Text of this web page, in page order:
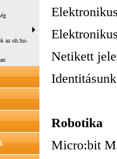
az oh.hu-
Netikett
Robotika
Micro:bit